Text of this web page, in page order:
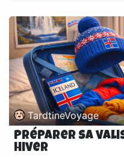
TardtineVoyage
Préparer sa
hiver